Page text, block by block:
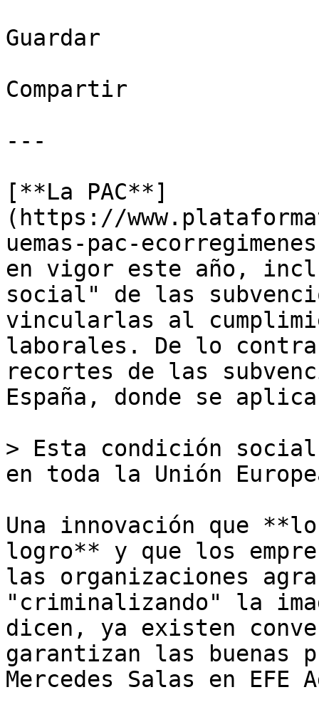
Guardar
Compartir
---
[**La PAC**]
(https://
uemas-pac-
en vigor este año,
social" de las
vincularlas al
laborales. De lo
recortes de las
España, donde se
> Esta condición
en toda la Unión
Una innovación que
logro** y que los
las organizaciones
"criminalizando" la
dicen, ya existen
garantizan las buenas
Mercedes Salas en EFE